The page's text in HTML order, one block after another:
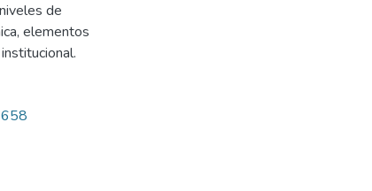
de
elementos